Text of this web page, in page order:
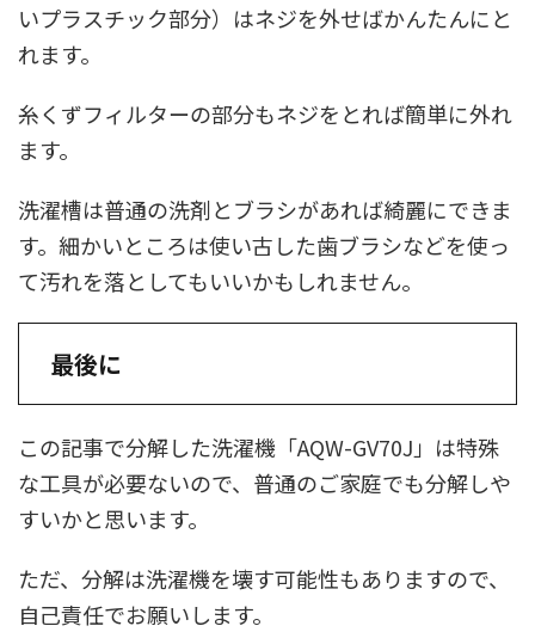
いプラスチック部分）はネジを外せばかんたんにと
れます。
糸くずフィルターの部分もネジをとれば簡単に外れ
ます。
洗濯槽は普通の洗剤とブラシがあれば綺麗にできま
す。細かいところは使い古した歯ブラシなどを使っ
て汚れを落としてもいいかもしれません。
最後に
この記事で分解した洗濯機「AQW-GV70J」は特殊
な工具が必要ないので、普通のご家庭でも分解しや
すいかと思います。
ただ、分解は洗濯機を壊す可能性もありますので、
自己責任でお願いします。